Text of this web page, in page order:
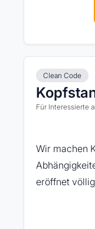
Clean Code
Für Interessierte
Wir machen
eröffnet